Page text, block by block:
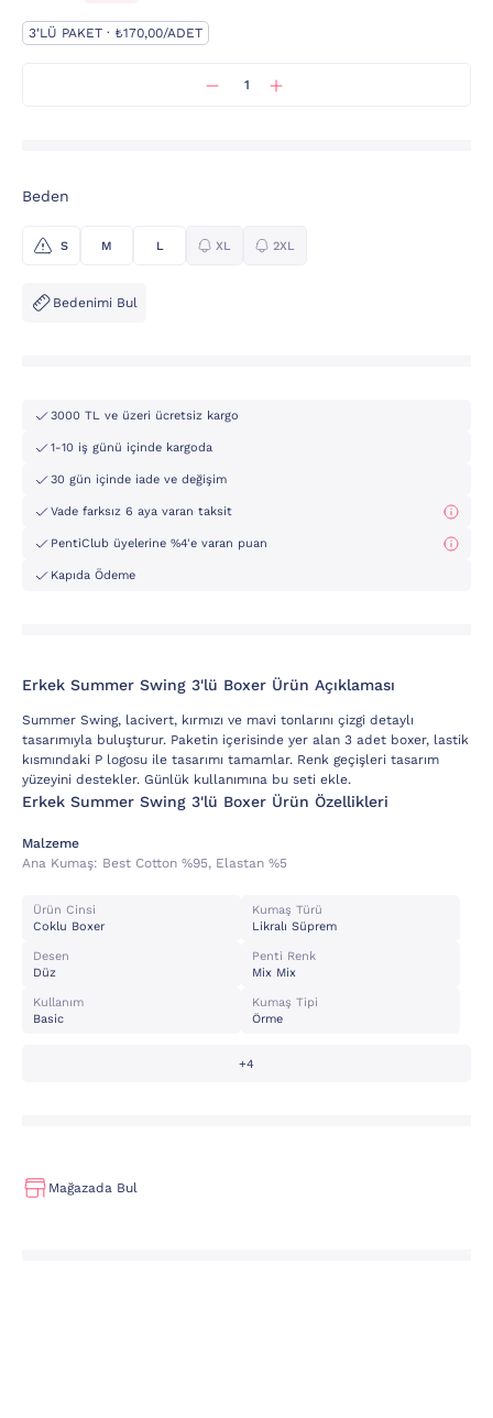
3'LÜ PAKET · ₺170,00/ADET
Beden
S M L XL 2XL
Bedenimi Bul
3000 TL ve üzeri ücretsiz kargo
1-10 iş günü içinde kargoda
30 gün içinde iade ve değişim
Vade farksız 6 aya varan taksit
PentiClub üyelerine %4'e varan puan
Kapıda Ödeme
Erkek Summer Swing 3'lü Boxer Ürün Açıklaması
Summer Swing, lacivert, kırmızı ve mavi tonlarını çizgi detaylı
tasarımıyla buluşturur. Paketin içerisinde yer alan 3 adet boxer, lastik
kısmındaki P logosu ile tasarımı tamamlar. Renk geçişleri tasarım
yüzeyini destekler. Günlük kullanımına bu seti ekle.
Erkek Summer Swing 3'lü Boxer Ürün Özellikleri
Malzeme
Ana Kumaş: Best Cotton %95, Elastan %5
Ürün Cinsi
Coklu Boxer
Kumaş Türü
Likralı Süprem
Desen
Düz
Penti Renk
Mix Mix
Kullanım
Basic
Kumaş Tipi
Örme
+4
Mağazada Bul